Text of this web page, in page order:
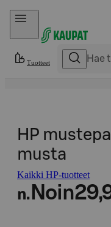
Hyppää sisältöön
Tuotteet
HP
musta
Kaikki HP-tuotteet
n. Noin